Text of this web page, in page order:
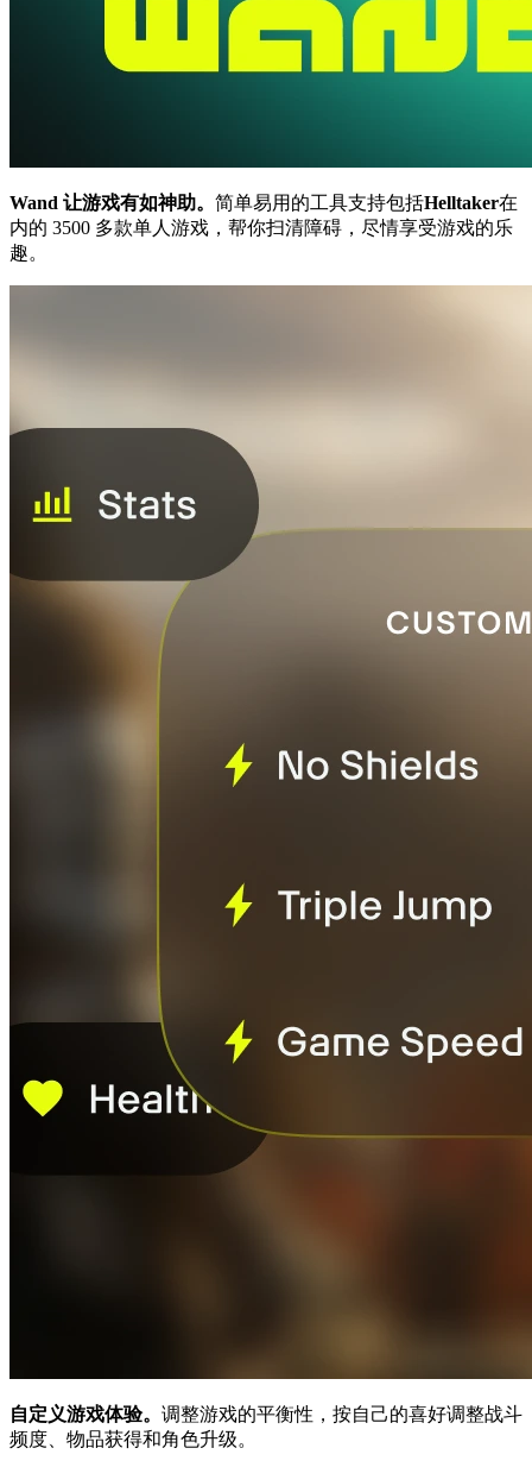
Wand 让游戏有如神助。 简单易用的工具支持包括Helltaker在
内的 3500 多款单人游戏，帮你扫清障碍，尽情享受游戏的乐
趣。
自定义游戏体验。 调整游戏的平衡性，按自己的喜好调整战斗
频度、物品获得和角色升级。